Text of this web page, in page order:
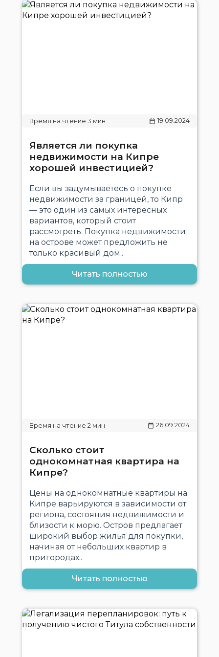
19.09.2024
Является ли покупка
недвижимости на Кипре
хорошей инвестицией?
Если вы задумываетесь о покупке
недвижимости за границей, то Кипр
— это один из самых интересных
вариантов, который стоит
рассмотреть. Покупка недвижимости
на острове может предложить не
только красивый дом..
Читать полностью
26.09.2024
Сколько стоит
однокомнатная квартира на
Кипре?
Цены на однокомнатные квартиры на
Кипре варьируются в зависимости от
региона, состояния недвижимости и
близости к морю. Остров предлагает
широкий выбор жилья для покупки,
начиная от небольших квартир в
пригородах..
Читать полностью